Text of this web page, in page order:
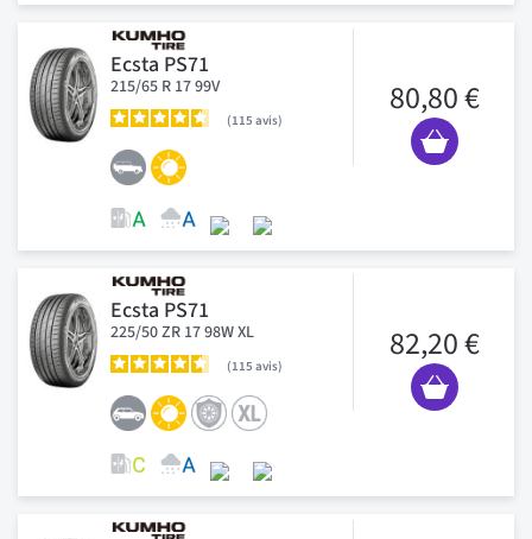
Ecsta PS71
215/65 R 17 99V
115 avis
80,80 €
Ecsta PS71
225/50 ZR 17 98W XL
115 avis
82,20 €